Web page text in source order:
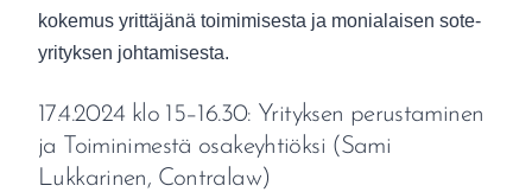
kokemus yrittäjänä toimimisesta ja monialaisen sote-
yrityksen johtamisesta.
17.4.2024 klo 15–16.30: Yrityksen perustaminen
ja Toiminimestä osakeyhtiöksi (Sami
Lukkarinen, Contralaw)